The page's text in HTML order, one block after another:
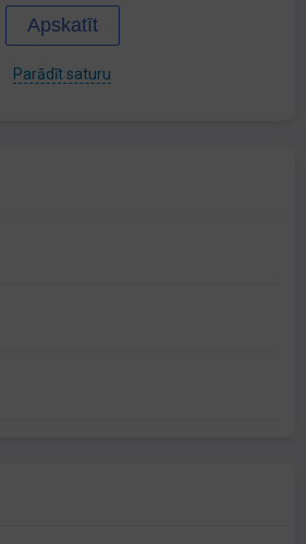
Apskatīt
Parādīt saturu